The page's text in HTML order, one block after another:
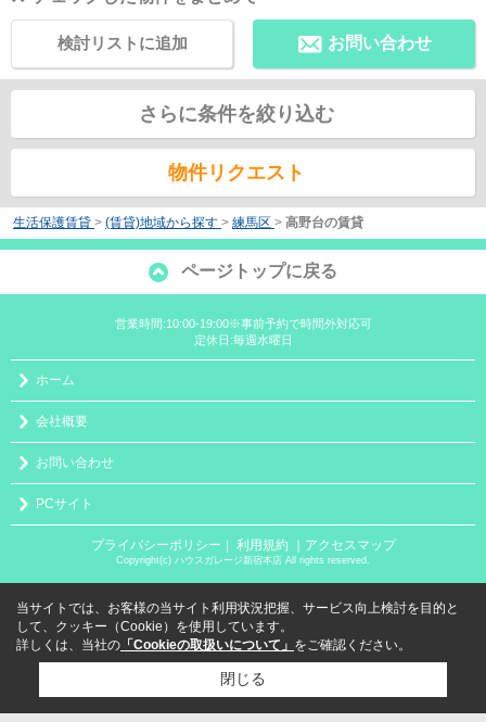
お問い合わせ
検討リストに追加
さらに条件を絞り込む
物件リクエスト
生活保護賃貸 > (賃貸)地域から探す > 練馬区 > 高野台の賃貸
ページトップに戻る
営業時間:10:00-19:00※事前予約で時間外対応可
定休日:毎週水曜日
ホーム
会社概要
お問い合わせ
PCサイト
プライバシーポリシー ｜ 利用規約 ｜アクセスマップ
Copyright(c) ハウスガレージ新宿本店 All rights reserved.
当サイトでは、お客様の当サイト利用状況把握、サービス向上検討を目的と
して、クッキー（Cookie）を使用しています。
詳しくは、当社の 「Cookieの取扱いについて」 をご確認ください。
閉じる